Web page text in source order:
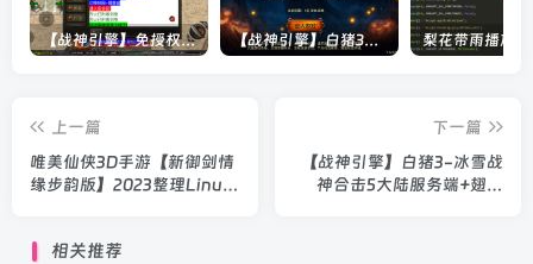
【战神引擎】免授权-原生 [全屏自动拾取] 插件 + 配置教程（更新修复版，具体自测） 【战神引擎】白猪3-流浪战神3神技8大陆全屏拾取版特色服务端+生肖+转生+秘境+神魔+双端+教程(更新眼神拾取)
上一篇
唯美仙侠3D手游【新御剑情
缘步韵版】2023整理Linux
下一篇
【战神引擎】白猪3-冰雪战
神合击5大陆服务端+翅膀
相关推荐